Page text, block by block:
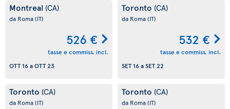
Montreal (CA)
da Roma(IT)
526 €
tasse e commiss. incl.
OTT 16aOTT 23
Toronto (CA)
da Roma(IT)
532 €
tasse e commiss. incl.
SET 16aSET 22
Toronto (CA)
da Roma(IT)
Toronto (CA)
da Roma(IT)